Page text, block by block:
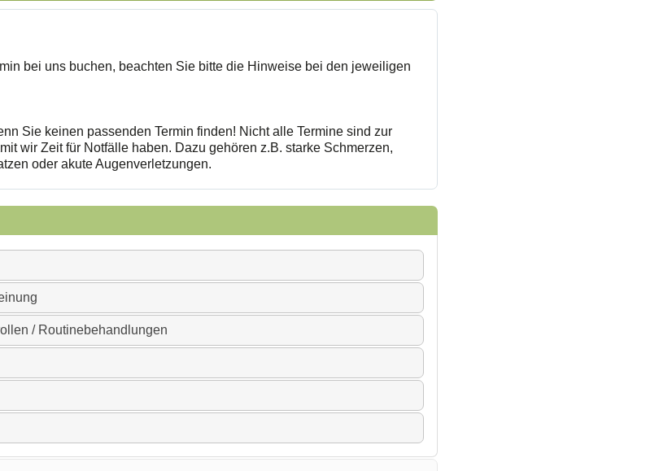
bei uns buchen, beachten Sie bitte die Hinweise bei den jeweiligen
Sie keinen passenden Termin finden! Nicht alle Termine sind zur
wir Zeit für Notfälle haben. Dazu gehören z.B. starke Schmerzen,
oder akute Augenverletzungen.
/ Routinebehandlungen